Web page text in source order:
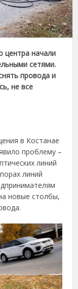
центра начали
сетями.
провода и
не все
в Костанае
проблему –
линий
линий
новые столбы,